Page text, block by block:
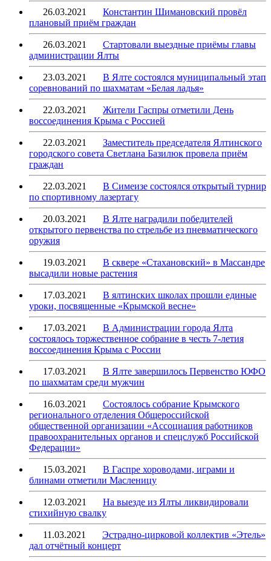
26.03.2021
Константин Шимановский провёл
плановый приём граждан
26.03.2021
Стартовали выездные приёмы главы
администрации Ялты
23.03.2021
В Ялте состоялся муниципальный этап
соревнований по шахматам «Белая ладья»
22.03.2021
Жители Гаспры отметили День
воссоединения Крыма с Россией
22.03.2021
Заместитель председателя Ялтинского
городского совета Светлана Базилюк провела приём
граждан
22.03.2021
В Симеизе состоялся открытый турнир
по спортивному лазертагу
20.03.2021
В Ялте наградили победителей
открытого первенства по стрельбе из пневматического
оружия
19.03.2021
В сквере «Стахановский» в Массандре
высадили новые растения
17.03.2021
В ялтинских школах прошли единые
уроки, посвященные «Крымской весне»
17.03.2021
В Администрации города Ялта
состоялось торжественное собрание в честь 7-летия
воссоединения Крыма с России
17.03.2021
В Ялте завершилось Первенство ЮФО
по шахматам среди мужчин
16.03.2021
Состоялось собрание Крымского
регионального отделения Общероссийской
общественной организации «Ассоциация работников
правоохранительных органов и спецслужб Российской
Федерации»
15.03.2021
В Гаспре хороводами, играми и
блинами отметили Масленицу
12.03.2021
На выезде из Ялты ликвидировали
стихийную свалку
11.03.2021
Эстрадно-цирковой коллектив «Этель»
дал отчётный концерт